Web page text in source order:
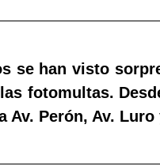
se han visto
fotomultas.
Av. Perón, Av.